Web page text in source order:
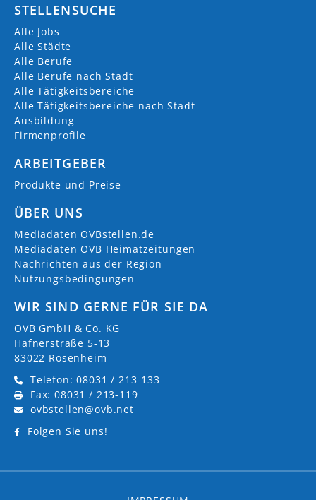
STELLENSUCHE
Alle Jobs
Alle Städte
Alle Berufe
Alle Berufe nach Stadt
Alle Tätigkeitsbereiche
Alle Tätigkeitsbereiche nach Stadt
Ausbildung
Firmenprofile
ARBEITGEBER
Produkte und Preise
ÜBER UNS
Mediadaten OVBstellen.de
Mediadaten OVB Heimatzeitungen
Nachrichten aus der Region
Nutzungsbedingungen
WIR SIND GERNE FÜR SIE DA
OVB GmbH & Co. KG
Hafnerstraße 5-13
83022 Rosenheim
Telefon: 08031 / 213-133
Fax: 08031 / 213-119
ovbstellen@ovb.net
Folgen Sie uns!